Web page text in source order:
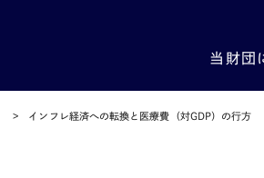
当財団
インフレ経済への転換と医療費（対GDP）の行方